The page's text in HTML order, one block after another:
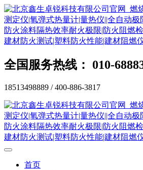
全国服务热线： 010-
18513498889 / 400-886-3817
首页